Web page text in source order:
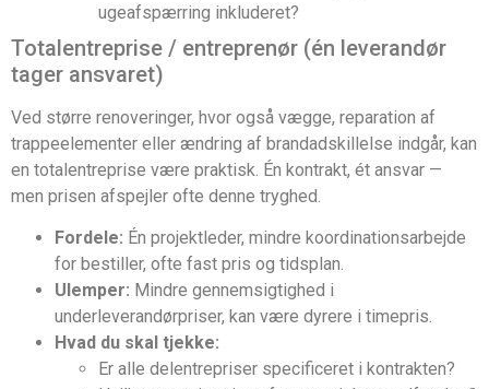
ugeafspærring inkluderet?
Totalentreprise / entreprenør (én leverandør
tager ansvaret)
Ved større renoveringer, hvor også vægge, reparation af
trappeelementer eller ændring af brandadskillelse indgår, kan
en totalentreprise være praktisk. Én kontrakt, ét ansvar —
men prisen afspejler ofte denne tryghed.
Fordele: Én projektleder, mindre koordinationsarbejde
for bestiller, ofte fast pris og tidsplan.
Ulemper: Mindre gennemsigtighed i
underleverandørpriser, kan være dyrere i timepris.
Hvad du skal tjekke:
Er alle delentrepriser specificeret i kontrakten?